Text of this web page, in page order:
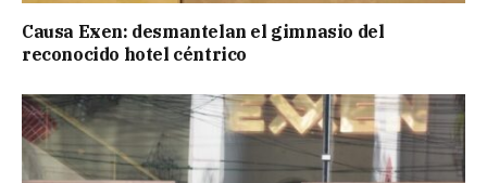
Causa Exen: desmantelan el gimnasio del
reconocido hotel céntrico